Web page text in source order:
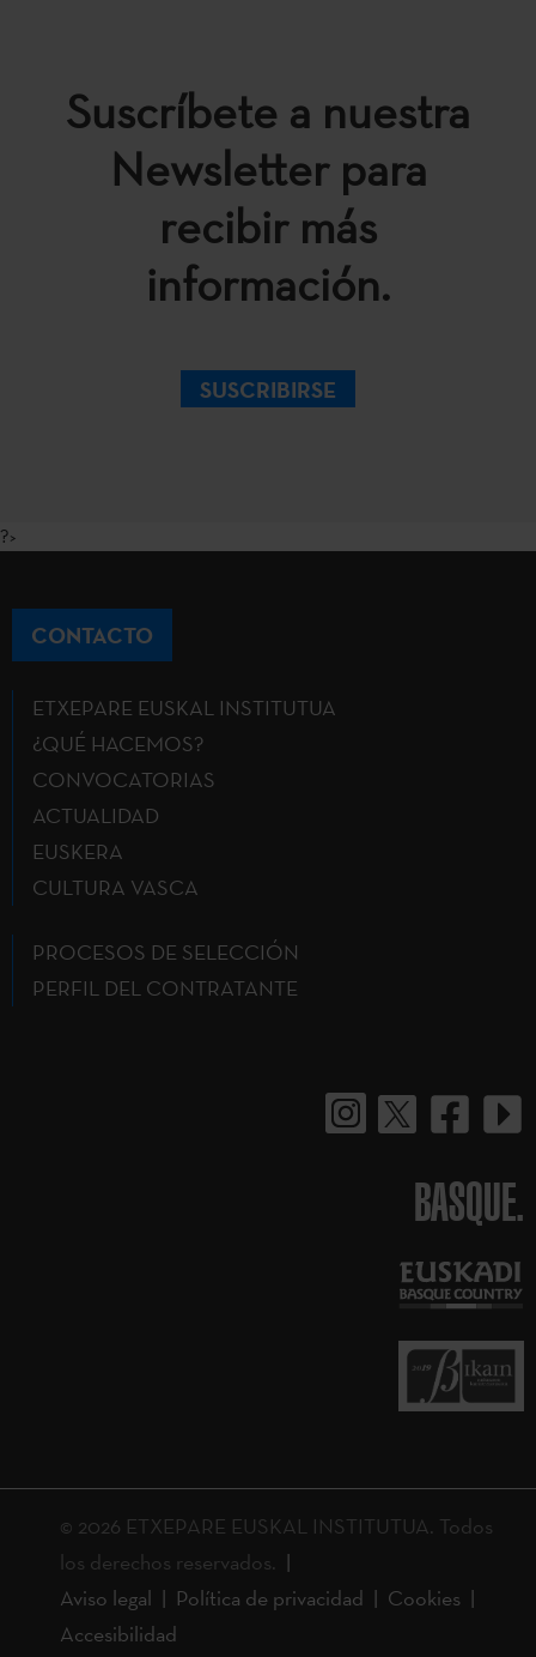
Suscríbete a nuestra
Newsletter para
recibir más
información.
SUSCRIBIRSE
?>
CONTACTO
ETXEPARE EUSKAL INSTITUTUA
¿QUÉ HACEMOS?
CONVOCATORIAS
ACTUALIDAD
EUSKERA
CULTURA VASCA
PROCESOS DE SELECCIÓN
PERFIL DEL CONTRATANTE
BASQUE.
© 2026 ETXEPARE EUSKAL INSTITUTUA. Todos
los derechos reservados.
Aviso legal
Política de privacidad
Cookies
Accesibilidad